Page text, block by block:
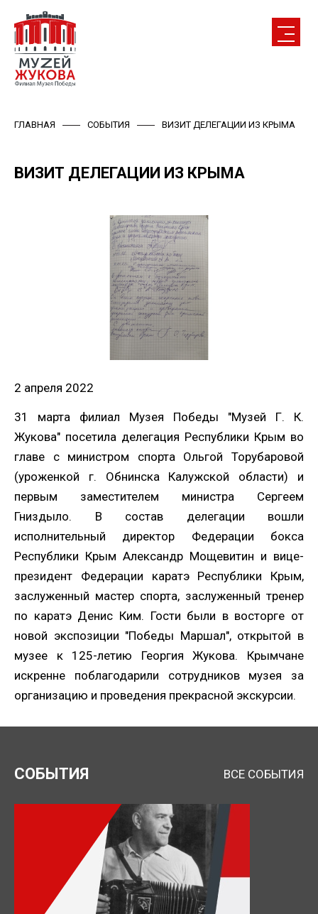
ГЛАВНАЯ СОБЫТИЯ ВИЗИТ ДЕЛЕГАЦИИ ИЗ КРЫМА
ВИЗИТ ДЕЛЕГАЦИИ ИЗ КРЫМА
2 апреля 2022
31 марта филиал Музея Победы "Музей Г. К.
Жукова" посетила делегация Республики Крым во
главе с министром спорта Ольгой Торубаровой
(уроженкой г. Обнинска Калужской области) и
первым заместителем министра Сергеем
Гниздыло. В состав делегации вошли
исполнительный директор Федерации бокса
Республики Крым Александр Мощевитин и вице-
президент Федерации каратэ Республики Крым,
заслуженный мастер спорта, заслуженный тренер
по каратэ Денис Ким. Гости были в восторге от
новой экспозиции "Победы Маршал", открытой в
музее к 125-летию Георгия Жукова. Крымчане
искренне поблагодарили сотрудников музея за
организацию и проведения прекрасной экскурсии.
СОБЫТИЯ ВСЕ СОБЫТИЯ
ОТПРАВИТЬ ЗАЯВКУ